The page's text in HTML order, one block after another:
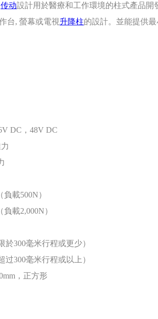
传动設計用於醫療和工作環境的柱式產品開
台, 螢幕或電視升降柱的設計。並能提供最
DC，48V DC
負載500N）
負載2,000N）
於300毫米行程或更少）
过300毫米行程或以上）
，正方形